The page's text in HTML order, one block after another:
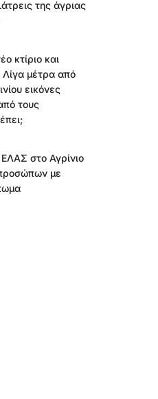
της άγριας
κτίριο και
μέτρα από
εικόνες
τους
στο Αγρίνιο
με